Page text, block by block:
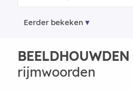
Eerder bekeken
BEELDHOUWDEN
rijmwoorden